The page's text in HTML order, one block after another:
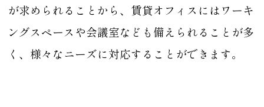
が求められることから、賃貸オフィスにはワーキ
ングスペースや会議室なども備えられることが多
く、様々なニーズに対応することができます。